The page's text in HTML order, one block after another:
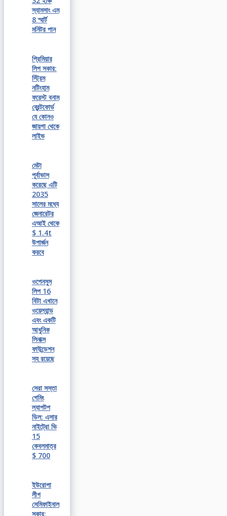
স্যামসাং এম
8 স্মার্ট
মনিটর পান
প্রিমিয়ার
লিগ সকার:
স্ট্রিম
নটিংহাম
ফরেস্ট বনাম
ব্রেন্টফোর্ড
যে কোনও
জায়গা থেকে
লাইভ
মেটা
পূর্বাভাস
করেছে এটি
2035
সালের মধ্যে
জেনারেটর
এআই থেকে
$ 1.4t
উপার্জন
করবে
ওপেনসুস
লিপ 16
বিটা এখানে
ওয়েল্যান্ড
এবং একটি
আধুনিক
লিনাক্স
ফাউন্ডেশন
সহ রয়েছে
সেরা সস্তা
গেমিং
ল্যাপটপ
ডিল: এসার
নাইট্রো ভি
15
কেবলমাত্র
$ 700
ইউরোপা
লীগ
সেমিফাইনাল
সকার: